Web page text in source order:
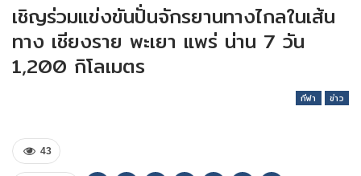
เชิญร่วมแข่งขันปั่นจักรยานทางไกลในเส้น
ทาง เชียงราย พะเยา แพร่ น่าน 7 วัน
1,200 กิโลเมตร
กีฬา ข่าว
43